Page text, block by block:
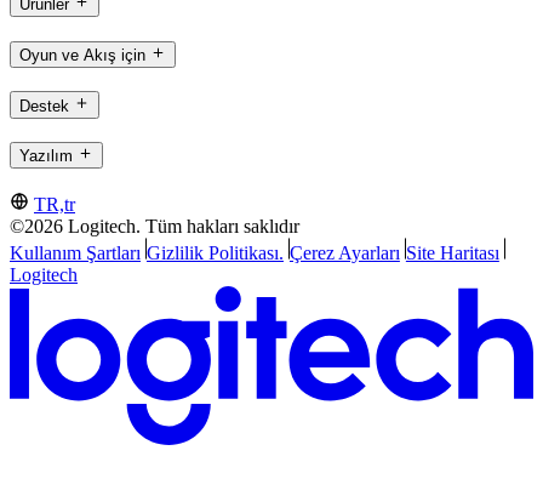
Ürünler
Oyun ve Akış için
Destek
Yazılım
TR,tr
©2026 Logitech. Tüm hakları saklıdır
Kullanım Şartları Gizlilik Politikası. Çerez Ayarları Site Haritası
Logitech